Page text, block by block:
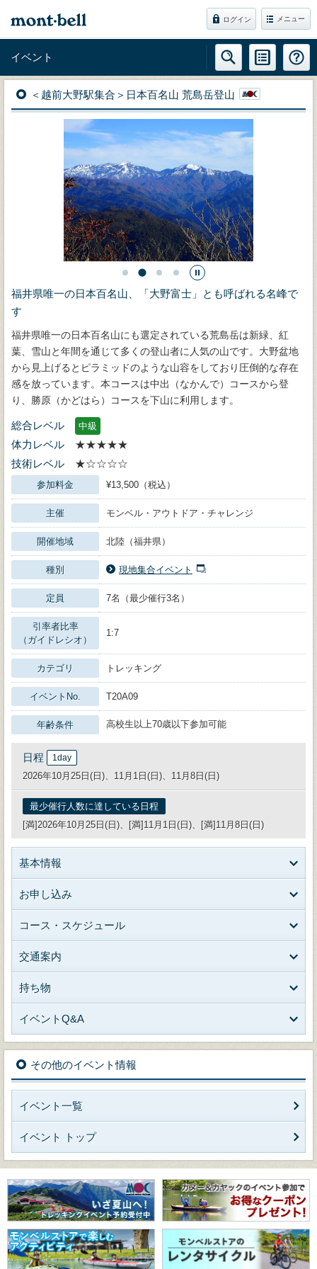
ログイン メニュー
イベント
＜越前大野駅集合＞日本百名山 荒島岳登山
福井県唯一の日本百名山、「大野富士」とも呼ばれる名峰で
す
福井県唯一の日本百名山にも選定されている荒島岳は新緑、紅
葉、雪山と年間を通じて多くの登山者に人気の山です。大野盆地
から見上げるとピラミッドのような山容をしており圧倒的な存在
感を放っています。本コースは中出（なかんで）コースから登
り、勝原（かどはら）コースを下山に利用します。
総合レベル 中級
体力レベル
★★★★★
技術レベル
★☆☆☆☆
参加料金 ¥13,500（税込）
主催 モンベル・アウトドア・チャレンジ
開催地域 北陸（福井県）
種別 現地集合イベント
定員 7名（最少催行3名）
引率者比率
（ガイドレシオ）
1:7
カテゴリ トレッキング
イベントNo. T20A09
年齢条件 高校生以上70歳以下参加可能
日程 1day
2026年10月25日(日)、11月1日(日)、11月8日(日)
最少催行人数に達している日程
[満]2026年10月25日(日)、[満]11月1日(日)、[満]11月8日(日)
基本情報
お申し込み
コース・スケジュール
交通案内
持ち物
イベントQ&A
その他のイベント情報
イベント一覧
イベント トップ